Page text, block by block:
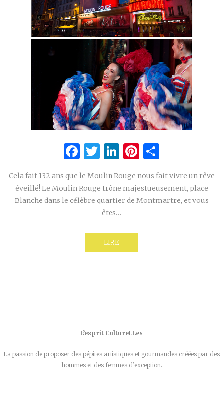
Facebook
Twitter
LinkedIn
Pinterest
Cela fait 132 ans que le Moulin Rouge nous fait vivre un rêve
éveillé! Le Moulin Rouge trône majestueusement, place
Blanche dans le célèbre quartier de Montmartre, et vous
êtes…
LIRE
L’esprit CultureLLes
La passion de proposer des pépites artistiques et gourmandes créées par des
hommes et des femmes d’exception.